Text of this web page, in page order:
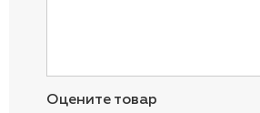
Оцените товар